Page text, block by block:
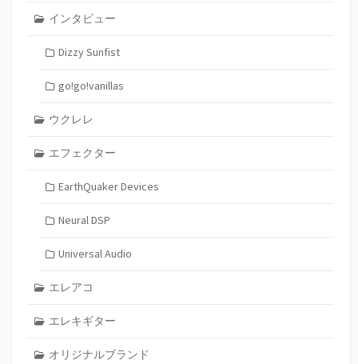
インタビュー
Dizzy Sunfist
go!go!vanillas
ウクレレ
エフェクター
EarthQuaker Devices
Neural DSP
Universal Audio
エレアコ
エレキギター
オリジナルブランド